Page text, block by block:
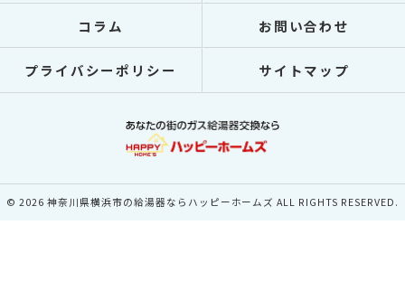
コラム お問い合わせ
プライバシーポリシー サイトマップ
© 2026 神奈川県横浜市の給湯器ならハッピーホームズ ALL RIGHTS RESERVED.